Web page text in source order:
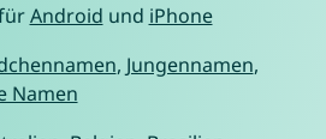
Android und iPhone
, Jungennamen,
Namen